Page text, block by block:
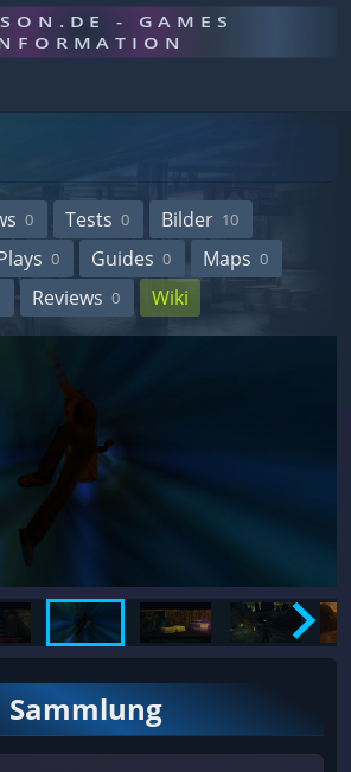
- GAMES
0 Tests 0 Bilder 10
0 Guides 0 Maps 0
Reviews 0 Wiki
Sammlung